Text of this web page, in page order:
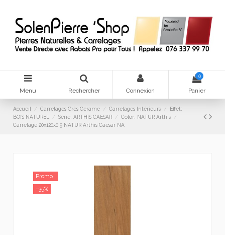
Menu Rechercher Connexion
0
Panier
Accueil Carrelages Grès Cérame Carrelages Intérieurs
Effet:
BOIS NATUREL
Série: ARTHIS CAESAR
Color: NATUR Arthis
Carrelage 20x120x0.9 NATUR Arthis Caesar NA
Promo !
-35%